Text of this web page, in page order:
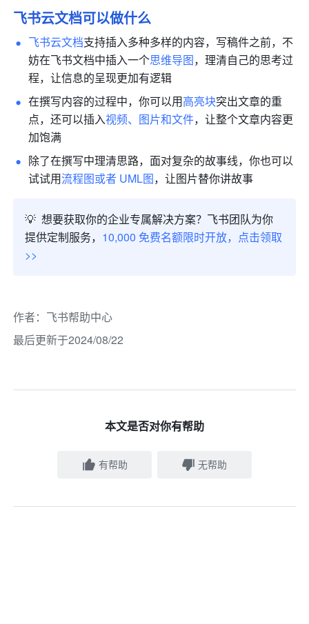
飞书云文档可以做什么
飞书云文档支持插入多种多样的内容，写稿件之前，不
妨在飞书文档中插入一个思维导图，理清自己的思考过
程，让信息的呈现更加有逻辑
在撰写内容的过程中，你可以用高亮块突出文章的重
点，还可以插入视频、图片和文件，让整个文章内容更
加饱满
除了在撰写中理清思路，面对复杂的故事线，你也可以
试试用流程图或者 UML图，让图片替你讲故事
💡  想要获取你的企业专属解决方案？飞书团队为你
提供定制服务， 10,000 免费名额限时开放，点击领取
>>
作者： 飞书帮助中心
最后更新于2024/08/22
本文是否对你有帮助
有帮助 无帮助